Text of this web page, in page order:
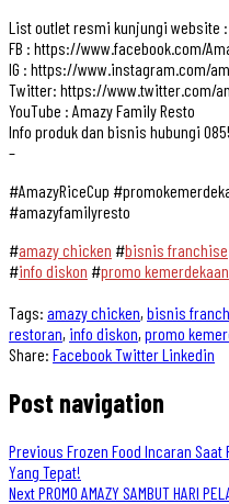
List outlet resmi kunjungi website
FB : https://www.facebook.com/
IG : https://www.instagram.com/
Twitter: https://www.twitter.com/
YouTube : Amazy Family Resto
Info produk dan bisnis hubungi
–
#AmazyRiceCup
#amazyfamilyresto
#amazy chicken #bisnis franchise
#info diskon #promo kemerdekaan
Tags: amazy chicken, bisnis
restoran, info diskon, promo
Share: FacebookTwitterLinkedin
Post navigation
Previous Frozen Food Incaran Saat
Yang Tepat!
NextPROMO AMAZY SAMBUT HARI